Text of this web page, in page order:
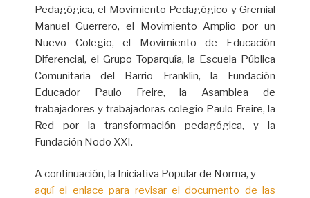
Pedagógica, el Movimiento Pedagógico y Gremial
Manuel Guerrero, el Movimiento Amplio por un
Nuevo Colegio, el Movimiento de Educación
Diferencial, el Grupo Toparquía, la Escuela Pública
Comunitaria del Barrio Franklin, la Fundación
Educador Paulo Freire, la Asamblea de
trabajadores y trabajadoras colegio Paulo Freire, la
Red por la transformación pedagógica, y la
Fundación Nodo XXI.
A continuación, la Iniciativa Popular de Norma, y
aquí el enlace para revisar el documento de las